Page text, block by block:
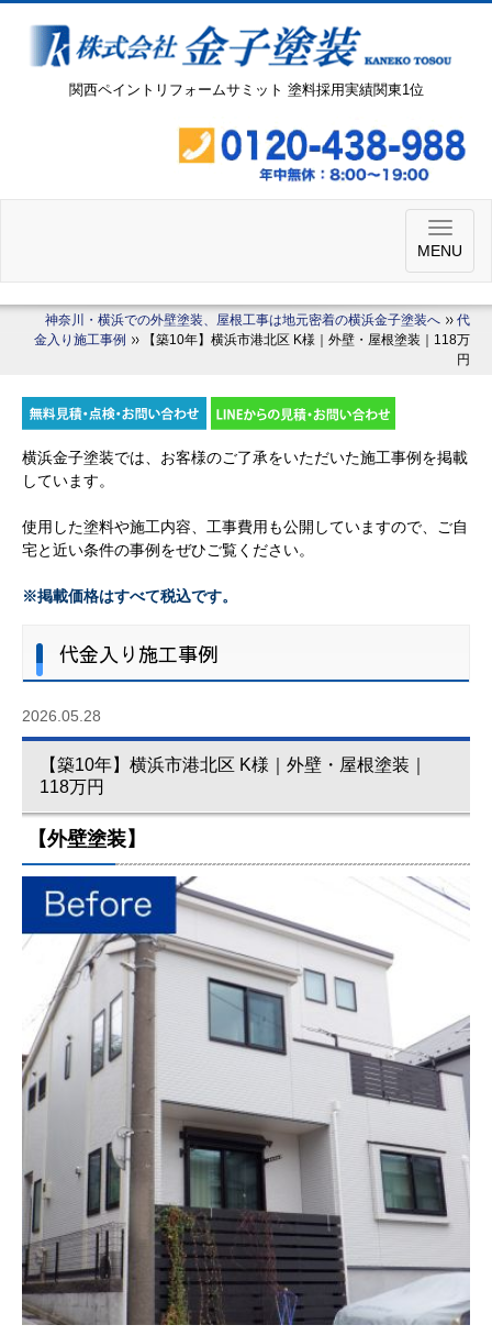
関西ペイントリフォームサミット 塗料採用実績関東1位
MENU
神奈川・横浜での外壁塗装、屋根工事は地元密着の横浜金子塗装へ
代
金入り施工事例
【築10年】横浜市港北区 K様｜外壁・屋根塗装｜118万
円
横浜金子塗装では、お客様のご了承をいただいた施工事例を掲載
しています。
使用した塗料や施工内容、工事費用も公開していますので、ご自
宅と近い条件の事例をぜひご覧ください。
※掲載価格はすべて税込です。
代金入り施工事例
2026.05.28
【築10年】横浜市港北区 K様｜外壁・屋根塗装｜
118万円
【外壁塗装】